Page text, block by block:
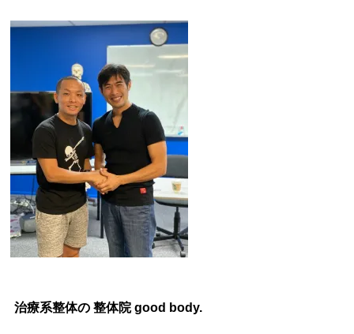
治療系整体の 整体院 good body.